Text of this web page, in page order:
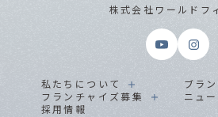
株式会社ワールドフ
私たちについて
ブラ
フランチャイズ募集
ニュー
採用情報